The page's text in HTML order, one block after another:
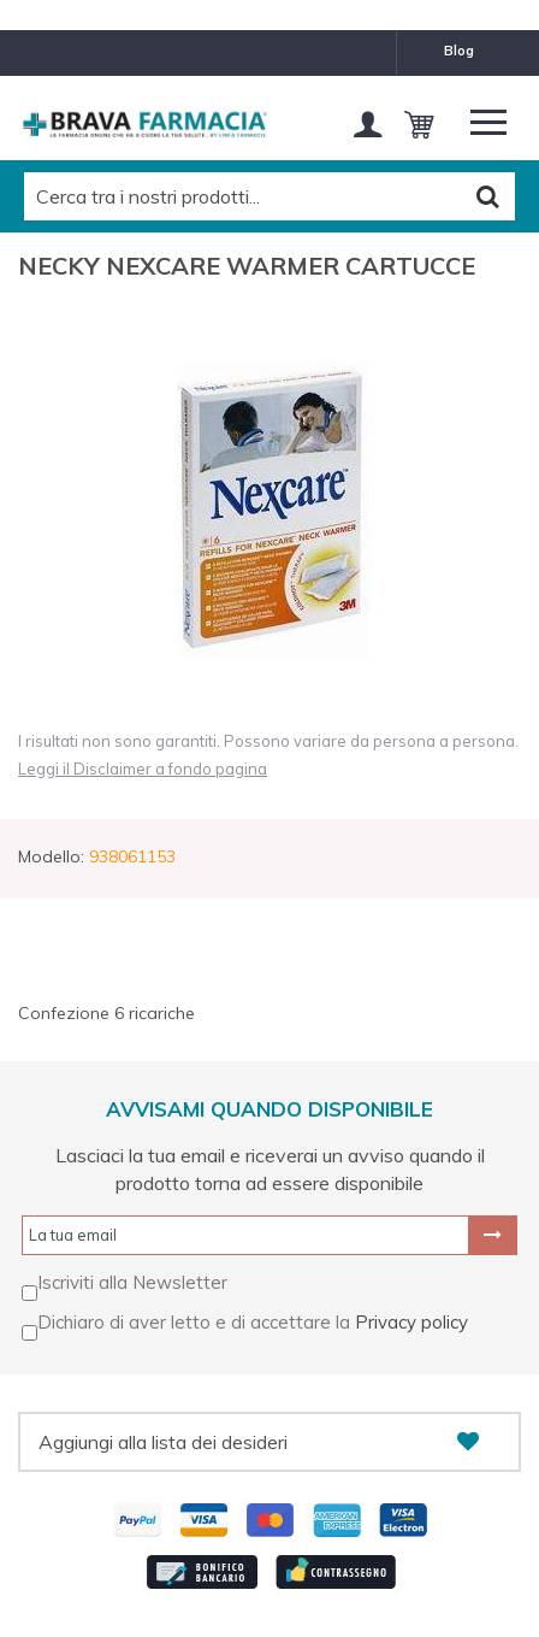
blog
NECKY NEXCARE WARMER CARTUCCE
I risultati non sono garantiti. Possono variare da persona a persona.
Leggi il Disclaimer a fondo pagina
Modello: 938061153
Confezione 6 ricariche
AVVISAMI QUANDO DISPONIBILE
Lasciaci la tua email e riceverai un avviso quando il
prodotto torna ad essere disponibile
Iscriviti alla Newsletter
Dichiaro di aver letto e di accettare la Privacy policy
Aggiungi alla lista dei desideri